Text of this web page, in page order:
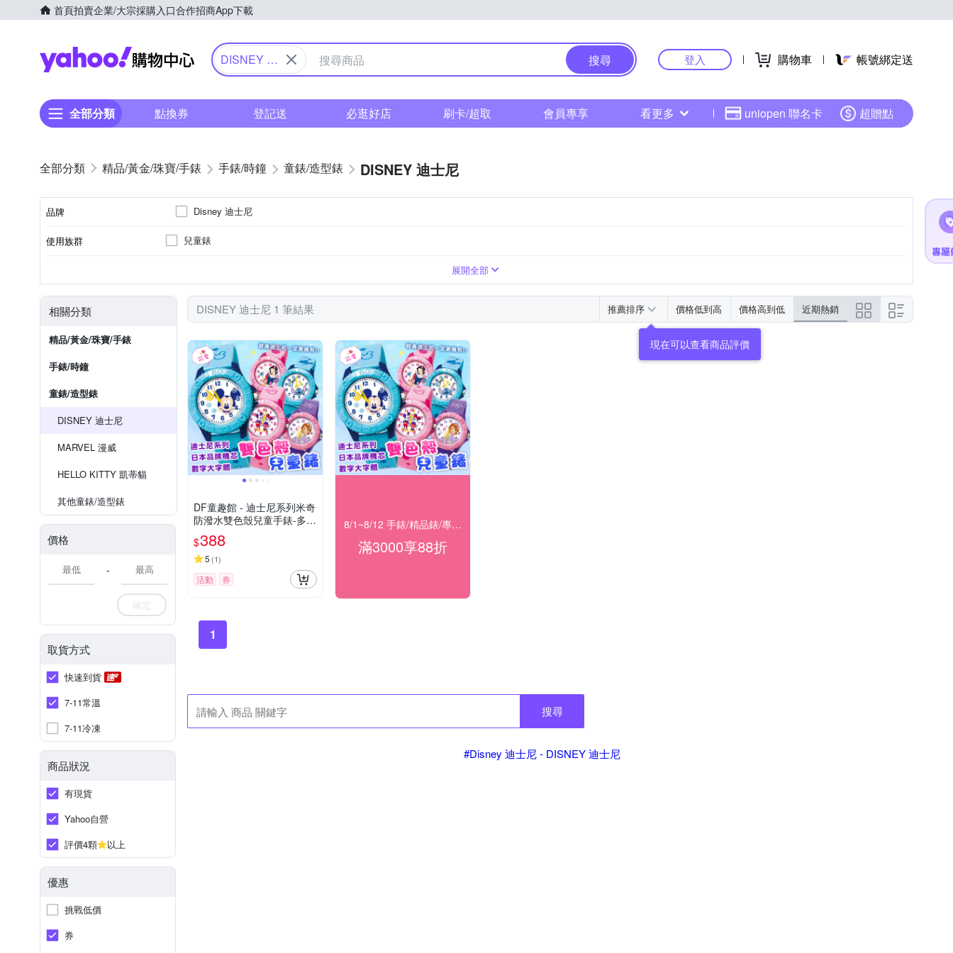
首頁拍賣企業/大宗採購入口合作招商App下載
Yahoo購物中心
DISNEY 迪
搜尋 登入 購物車 帳號綁定送
全部分類 點換券 登記送 必逛好店 刷卡/超取 會員專享 看更多 uniopen 聯名卡 超贈點
精品/黃金/珠寶/手錶 手錶/時鐘 童錶/造型錶 DISNEY 迪士尼
品牌 Disney 迪士尼
使用族群 兒童錶
展開全部
相關分類
精品/黃金/珠寶/手錶
手錶/時鐘
童錶/造型錶
DISNEY 迪士尼
MARVEL 漫威
HELLO KITTY 凱蒂貓
其他童錶/造型錶
價格
-
確定
取貨方式
快速到貨
7-11常溫
7-11冷凍
商品狀況
有現貨
Yahoo自營
評價4顆
以上
優惠
挑戰低價
券
DISNEY 迪士尼 1 筆結果 推薦排序 價格低到高 價格高到低 近期熱銷
現在可以查看商品評價
DF童趣館 - 迪士尼系列米奇
防潑水雙色殼兒童手錶-多款
可選
$388
5 (1)
活動 券
8/1~8/12 手錶/精品錶/專櫃飾品 指定商品滿$3000享88折
滿3000享88折
1
搜尋
#Disney 迪士尼 - DISNEY 迪士尼